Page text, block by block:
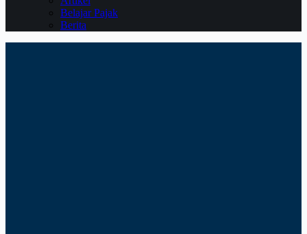
Belajar Pajak
Berita